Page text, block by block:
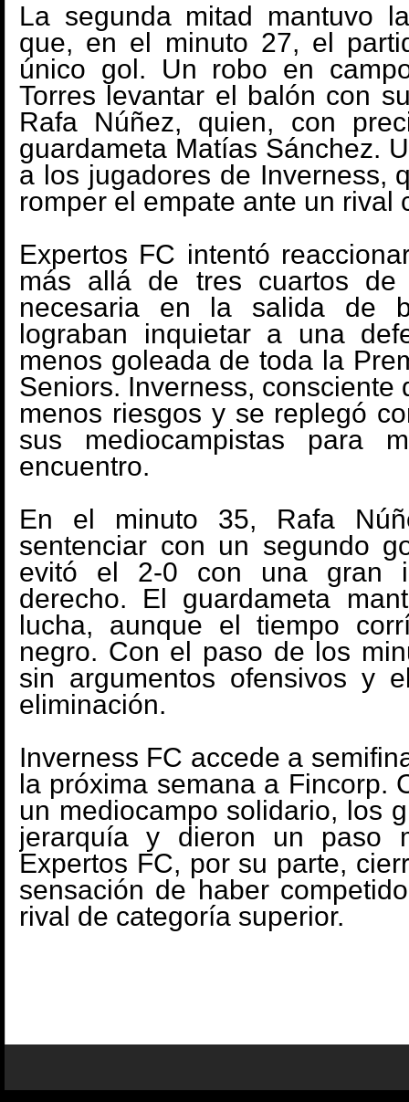
La segunda mitad mantuvo
que, en el minuto 27, el
único gol. Un robo en
Torres levantar el balón con
Rafa Núñez, quien, con
guardameta Matías Sánchez.
a los jugadores de Inverness,
romper el empate ante un rival
Expertos FC intentó
más allá de tres cuartos
necesaria en la salida de
lograban inquietar a una
menos goleada de toda la
Seniors. Inverness, consciente
menos riesgos y se replegó
sus mediocampistas para
encuentro.
En el minuto 35, Rafa
sentenciar con un segundo
evitó el 2-0 con una gran
derecho. El guardameta
lucha, aunque el tiempo
negro. Con el paso de los
sin argumentos ofensivos y
eliminación.
Inverness FC accede a
la próxima semana a Fincorp.
un mediocampo solidario, los
jerarquía y dieron un paso
Expertos FC, por su parte,
sensación de haber
rival de categoría superior.